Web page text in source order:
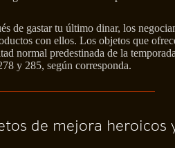
de gastar tu último dinar, los
con ellos. Los objetos que
normal predestinada de la
y 285, según corresponda.
de mejora heroicos